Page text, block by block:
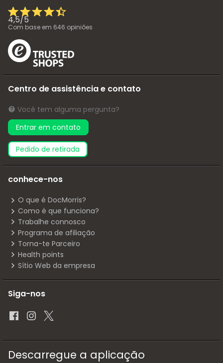
4,5/5
Com base em 646 opiniões
Centro de assistência e contato
Você tem alguma pergunta?
Entrar em contato
pedido de retirada
conhece-nos
O que é DocMorris?
Como é que funciona?
Trabalhe connosco
Programa de afiliação
Torna-te Parceiro
Health points
Sítio Web da empresa
Siga-nos
Descarregue a aplicação